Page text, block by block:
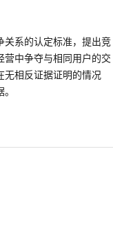
关系的认定标准，提出竞
中争夺与相同用户的交
无相反证据证明的情况